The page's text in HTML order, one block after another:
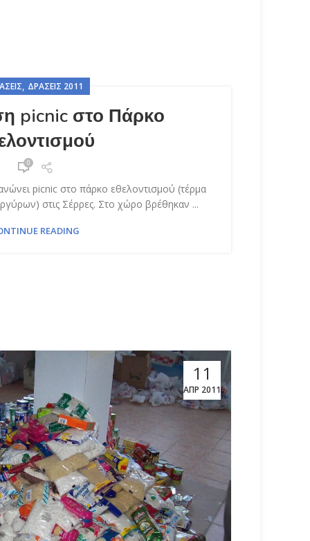
, ΔΡΆΣΕΙΣ 2011
picnic στο Πάρκο
0
picnic στο πάρκο εθελοντισμού (τέρμα
στις Σέρρες. Στο χώρο βρέθηκαν ...
READING
11
ΑΠΡ 2011